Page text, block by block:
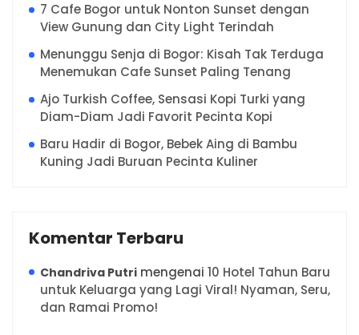
7 Cafe Bogor untuk Nonton Sunset dengan
View Gunung dan City Light Terindah
Menunggu Senja di Bogor: Kisah Tak Terduga
Menemukan Cafe Sunset Paling Tenang
Ajo Turkish Coffee, Sensasi Kopi Turki yang
Diam-Diam Jadi Favorit Pecinta Kopi
Baru Hadir di Bogor, Bebek Aing di Bambu
Kuning Jadi Buruan Pecinta Kuliner
Komentar Terbaru
Chandriva Putri mengenai 10 Hotel Tahun Baru
untuk Keluarga yang Lagi Viral! Nyaman, Seru,
dan Ramai Promo!